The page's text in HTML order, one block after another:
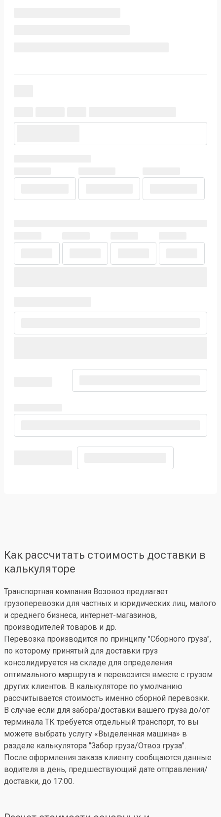
Как рассчитать стоимость доставки в
калькуляторе
Транспортная компания Возовоз предлагает
грузоперевозки для частных и юридических лиц, малого
и среднего бизнеса, интернет-магазинов,
производителей товаров и др.
Перевозка производится по принципу "Сборного груза",
по которому принятый для доставки груз
консолидируется на складе для определения
оптимального маршрута и перевозится вместе с грузом
других клиентов. В калькуляторе по умолчанию
рассчитывается стоимость именно сборной перевозки.
В случае если для забора/доставки вашего груза до/от
терминала ТК требуется отдельный транспорт, то вы
можете выбрать услугу «Выделенная машина» в
разделе калькулятора "Забор груза/Отвоз груза".
После оформления заказа клиенту сообщаются данные
водителя в день, предшествующий дате отправления/
доставки, до 17:00.